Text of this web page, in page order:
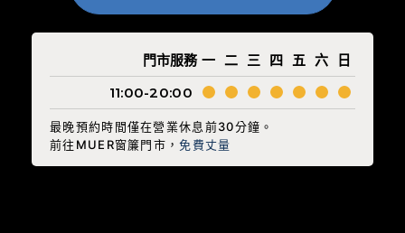
門市服務 一 二 三 四 五 六
日
11:00-20:00
最晚預約時間僅在營業休息前30分鐘。
前往MUER窗簾門市，免費丈量